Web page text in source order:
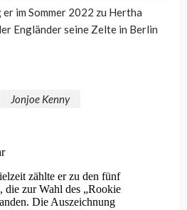
im Sommer 2022 zu Hertha
Engländer seine Zelte in Berlin
Jonjoe Kenny